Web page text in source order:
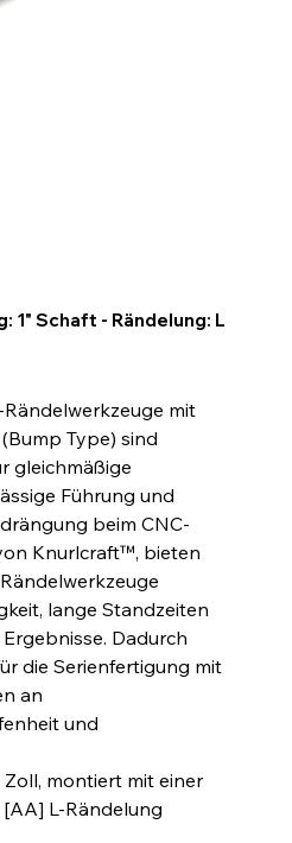
1" Schaft - Rändelung: L
mit
Type) sind
gleichmäßige
Führung und
beim CNC-
Knurlcraft™, bieten
lange Standzeiten
Dadurch
die Serienfertigung mit
an
und
montiert mit einer
L-Rändelung